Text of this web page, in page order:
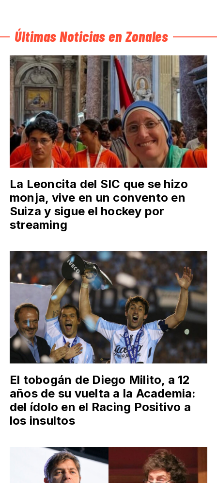
Últimas Noticias en Zonales
La Leoncita del SIC que se hizo
monja, vive en un convento en
Suiza y sigue el hockey por
streaming
El tobogán de Diego Milito, a 12
años de su vuelta a la Academia:
del ídolo en el Racing Positivo a
los insultos